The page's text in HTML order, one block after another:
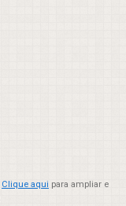
Clique aqui para ampliar e